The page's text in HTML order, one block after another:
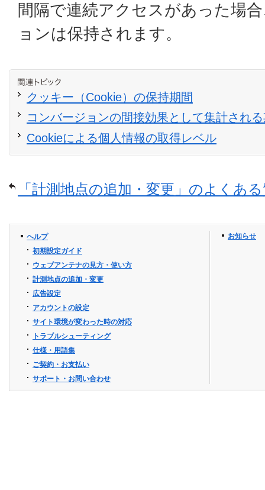
間隔で連続アクセスがあった場
ョンは保持されます。
クッキー（Cookie）の保持期間
コンバージョンの間接効果として集計され
Cookieによる個人情報の取得レベル
「計測地点の追加・変更」のよくあ
ヘルプ
初期設定ガイド
ウェブアンテナの見方・使い方
計測地点の追加・変更
広告設定
アカウントの設定
サイト環境が変わった時の対応
トラブルシューティング
仕様・用語集
ご契約・お支払い
サポート・お問い合わせ
お知らせ